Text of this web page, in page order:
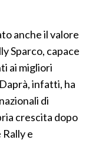
anche il valore
Sparco, capace
ai migliori
infatti, ha
di
crescita dopo
e